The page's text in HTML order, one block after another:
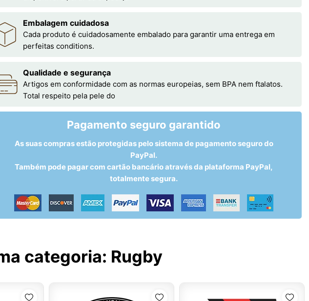
Embalagem cuidadosa
Cada produto é cuidadosamente embalado para garantir uma entrega em
perfeitas conditions.
Qualidade e segurança
Artigos em conformidade com as normas europeias, sem BPA nem ftalatos.
Total respeito pela pele do
Pagamento seguro garantido
As suas compras estão protegidas pelo sistema de pagamento seguro do
PayPal.
Também pode pagar com cartão bancário através da plataforma PayPal,
totalmente segura.
categoria: Rugby